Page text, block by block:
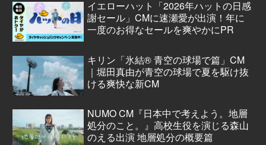
イエローハット「2026年ハットの日感
謝セール」CMに速瀬愛が出演！年に
一度のお得なセールを爽やかにPR
キリン「氷結® 青空の球場で篇」CM
｜堀田真由が青空の球場で夏を駆け抜
ける爽快な新CM
NUMO CM『日本中で考えよう。地層
処分のこと。』高校生役を演じる森山
のえる出演 地層処分の概要篇